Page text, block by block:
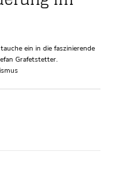
ein in die faszinierende
Grafetstetter.